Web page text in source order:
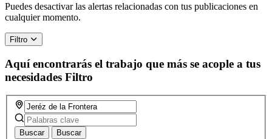
Puedes desactivar las alertas relacionadas con tus publicaciones en
cualquier momento.
Filtro
Aquí encontrarás el trabajo que más se acople a tus
necesidades Filtro
Buscar Buscar